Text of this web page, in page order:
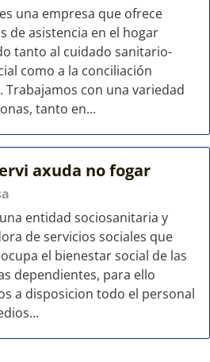
una empresa que ofrece
de asistencia en el hogar
tanto al cuidado sanitario-
como a la conciliación
Trabajamos con una variedad
tanto en...
axuda no fogar
entidad sociosanitaria y
de servicios sociales que
el bienestar social de las
dependientes, para ello
a disposicion todo el personal